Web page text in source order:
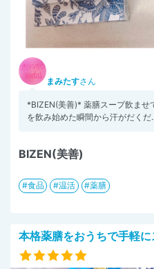
まみたすさん
*BIZEN(美善)* 薬膳スープ飲ませ
を飲み始めた瞬間から汗がだくだ
BIZEN(美善)
食品 温活
薬膳
本格薬膳をおうちで手軽